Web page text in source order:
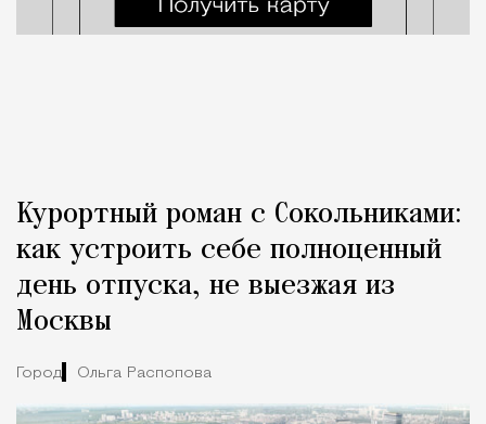
Курортный роман с Сокольниками:
как устроить себе полноценный
день отпуска, не выезжая из
Москвы
Город Ольга Распопова